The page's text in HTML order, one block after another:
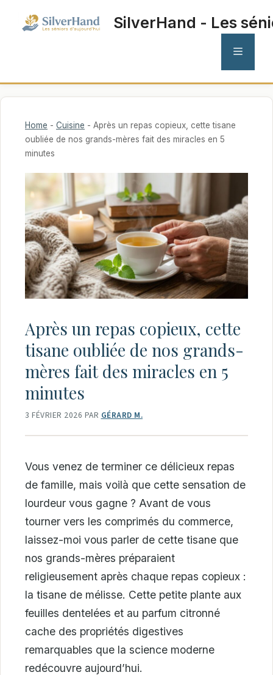
SilverHand - Les
MENU
Home - Cuisine - Après un repas copieux, cette tisane
oubliée de nos grands-mères fait des miracles en 5
minutes
Après un repas copieux, cette
tisane oubliée de nos grands-
mères fait des miracles en 5
minutes
3 FÉVRIER 2026 PAR GÉRARD M.
Vous venez de terminer ce délicieux repas
de famille, mais voilà que cette sensation de
lourdeur vous gagne ? Avant de vous
tourner vers les comprimés du commerce,
laissez-moi vous parler de cette tisane que
nos grands-mères préparaient
religieusement après chaque repas copieux :
la tisane de mélisse. Cette petite plante aux
feuilles dentelées et au parfum citronné
cache des propriétés digestives
remarquables que la science moderne
redécouvre aujourd’hui.